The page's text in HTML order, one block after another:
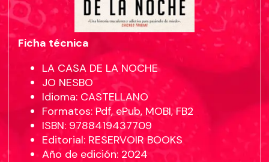
Ficha técnica
LA CASA DE LA NOCHE
JO NESBO
Idioma: CASTELLANO
Formatos: Pdf, ePub, MOBI, FB2
ISBN: 9788419437709
Editorial: RESERVOIR BOOKS
Año de edición: 2024